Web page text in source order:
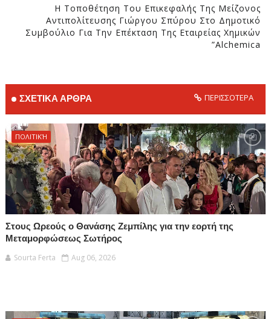
Η Τοποθέτηση Του Επικεφαλής Της Μείζονος
Αντιπολίτευσης Γιώργου Σπύρου Στο Δημοτικό
Συμβούλιο Για Την Επέκταση Της Εταιρείας Χημικών
”Alchemica
ΣΧΕΤΙΚΑ ΑΡΘΡΑ ΠΕΡΙΣΣΟΤΕΡΑ
ΠΟΛΙΤΙΚΉ
Στους Ωρεούς ο Θανάσης Ζεμπίλης για την εορτή της
Μεταμορφώσεως Σωτήρος
Sourta Ferta
Aug 06, 2026